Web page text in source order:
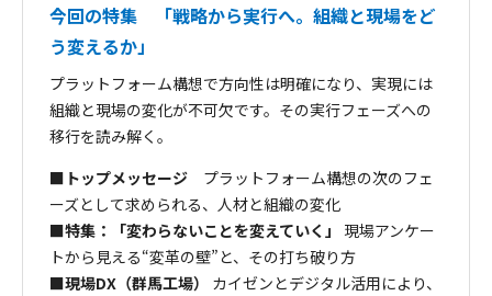
今回の特集 「戦略から実行へ。組織と現場をど
う変えるか」
プラットフォーム構想で方向性は明確になり、実現には
組織と現場の変化が不可欠です。その実行フェーズへの
移行を読み解く。
■ トップメッセージ プラットフォーム構想の次のフェ
ーズとして求められる、人材と組織の変化
■特集：「変わらないことを変えていく」
現場アンケー
トから見える“変革の壁”と、その打ち破り方
■現場DX（群馬工場）
カイゼンとデジタル活用により、